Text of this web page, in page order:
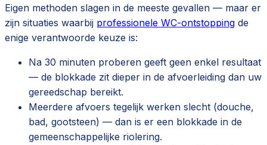
Eigen methoden slagen in de meeste gevallen — maar er
zijn situaties waarbij professionele WC-ontstopping de
enige verantwoorde keuze is:
Na 30 minuten proberen geeft geen enkel resultaat
— de blokkade zit dieper in de afvoerleiding dan uw
gereedschap bereikt.
Meerdere afvoers tegelijk werken slecht (douche,
bad, gootsteen) — dan is er een blokkade in de
gemeenschappelijke riolering.